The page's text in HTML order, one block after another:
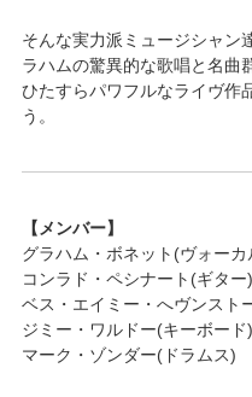
そんな実力派ミュージシャン
ラハムの驚異的な歌唱と名曲
ひたすらパワフルなライヴ作
う。
【メンバー】
グラハム・ボネット(ヴォーカ
コンラド・ペシナート(ギター)
ベス・エイミー・へヴンスト
ジミー・ワルドー(キーボード)
マーク・ゾンダー(ドラムス)